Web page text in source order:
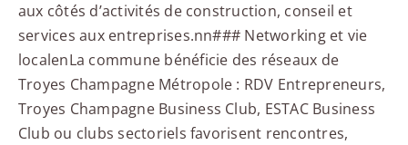
aux côtés d’activités de construction, conseil et
services aux entreprises.nn### Networking et vie
localenLa commune bénéficie des réseaux de
Troyes Champagne Métropole : RDV Entrepreneurs,
Troyes Champagne Business Club, ESTAC Business
Club ou clubs sectoriels favorisent rencontres,